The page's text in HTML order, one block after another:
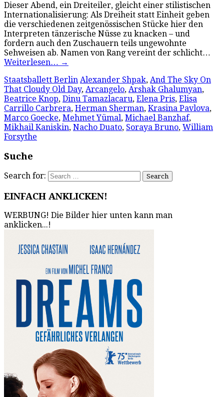
Dieser Abend, ein Dreiteiler, gleicht einer stilistischen
Internationalisierung: Als Dreiheit statt Einheit geben
die verschiedenen zeitgenössischen Stücke hier den
Interpreten tänzerische Nüsse zu knacken – und
fordern auch den Zuschauern teils ungewohnte
Sehweisen ab. Namen von Rang vereint der schlicht…
Weiterlesen… →
Staatsballett Berlin Alexander Shpak, And The Sky On
That Cloudy Old Day, Arcangelo, Arshak Ghalumyan,
Beatrice Knop, Dinu Tamazlacaru, Elena Pris, Elisa
Carrillo Carbrera, Herman Sherman, Krasina Pavlova,
Marco Goecke, Mehmet Yümal, Michael Banzhaf,
Mikhail Kaniskin, Nacho Duato, Soraya Bruno, William
Forsythe
Suche
Search for:
EINFACH ANKLICKEN!
WERBUNG! Die Bilder hier unten kann man
anklicken...!